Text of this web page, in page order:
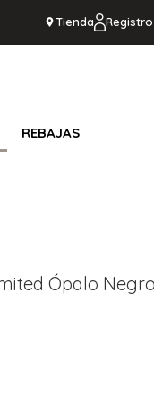
Tienda
REBAJAS
Ópalo